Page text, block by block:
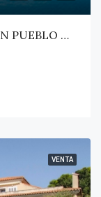
ESPECTACULAR BAJO EN VENTA EN PUEBLO NUEVO DE GUADIARO URBANIZACION LA MESANA!
VENTA